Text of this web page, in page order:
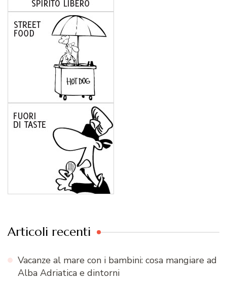
Articoli recenti
Vacanze al mare con i bambini: cosa mangiare ad
Alba Adriatica e dintorni